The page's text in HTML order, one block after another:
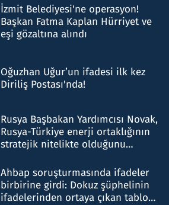
İzmit Belediyesi'ne operasyon!
Başkan Fatma Kaplan Hürriyet ve
eşi gözaltına alındı
Oğuzhan Uğur’un ifadesi ilk kez
Diriliş Postası'nda!
Rusya Başbakan Yardımcısı Novak,
Rusya-Türkiye enerji ortaklığının
stratejik nitelikte olduğunu
Ahbap soruşturmasında ifadeler
birbirine girdi: Dokuz şüphelinin
ifadelerinden ortaya çıkan tablo